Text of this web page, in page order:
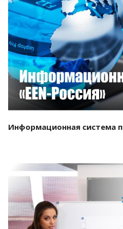
Смотреть
Информационная система